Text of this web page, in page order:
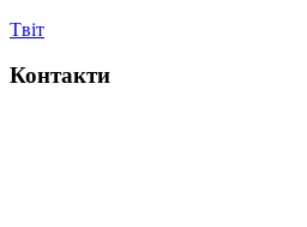
Tвіт
Контакти